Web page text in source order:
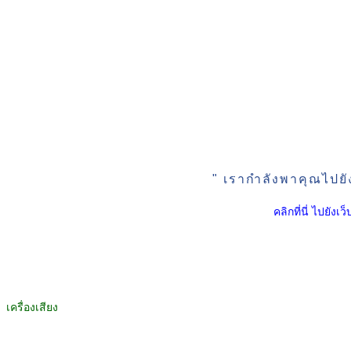
" เรากำลังพาคุณไปยั
คลิกที่นี่ ไปยังเ
เครื่องเสียง